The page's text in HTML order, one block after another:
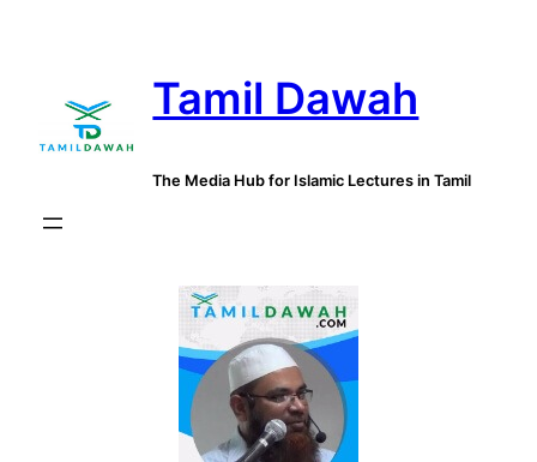
Tamil Dawah
The Media Hub for Islamic Lectures in Tamil